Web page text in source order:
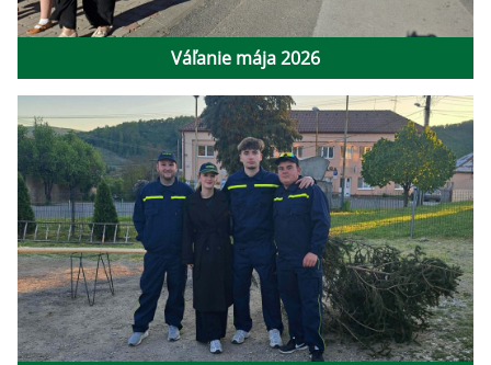
Váľanie mája 2026